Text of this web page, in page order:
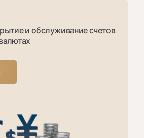
и обслуживание счетов